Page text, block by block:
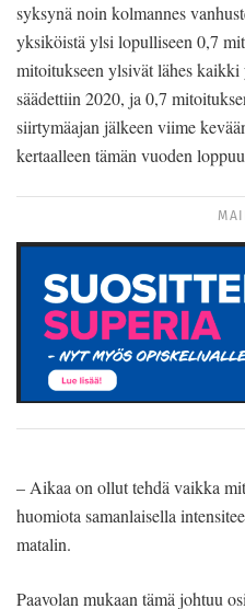
syksynä noin kolmannes
yksiköistä ylsi lopulliseen 0,7
mitoitukseen ylsivät lähes
säädettiin 2020, ja 0,7
siirtymäajan jälkeen viime
kertaalleen tämän vuoden
– Aikaa on ollut tehdä vaikka
huomiota samanlaisella
matalin.
Paavolan mukaan tämä johtuu